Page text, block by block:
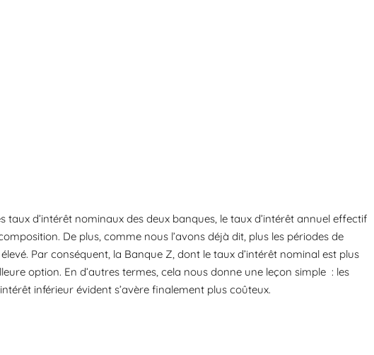
taux d’intérêt nominaux des deux banques, le taux d’intérêt annuel effectif
De plus, comme nous l’avons déjà dit, plus les périodes de
Par conséquent, la Banque Z, dont le taux d’intérêt nominal est plus
option. En d’autres termes, cela nous donne une leçon simple : les
inférieur évident s’avère finalement plus coûteux.